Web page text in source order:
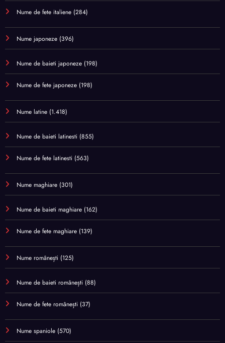
Nume de fete italiene (284)
Nume japoneze (396)
Nume de baieti japoneze (198)
Nume de fete japoneze (198)
Nume latine (1.418)
Nume de baieti latinesti (855)
Nume de fete latinesti (563)
Nume maghiare (301)
Nume de baieti maghiare (162)
Nume de fete maghiare (139)
Nume românești (125)
Nume de baieti românești (88)
Nume de fete românești (37)
Nume spaniole (570)